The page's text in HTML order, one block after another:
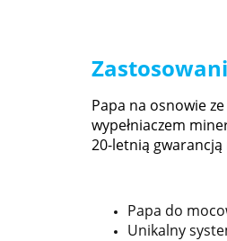
Papa na osnowie
wypełniaczem
20-letnią
Papa do
Unikalny